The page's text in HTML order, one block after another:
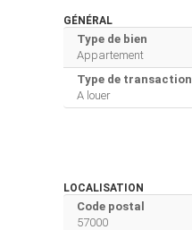
GÉNÉRAL
Type de bien
Appartement
Type de transaction
A louer
LOCALISATION
Code postal
57000